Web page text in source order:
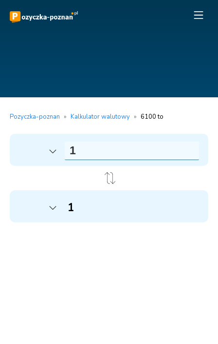
Pozyczka-poznan » Kalkulator walutowy » 6100 to
1